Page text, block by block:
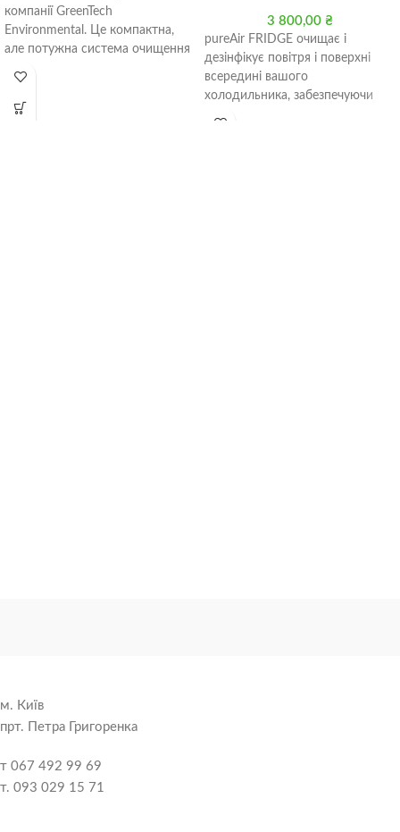
компанії GreenTech
Environmental. Це компактна,
але потужна система очищення
вірусами,
3 800,00 ₴
pureAir FRIDGE очищає і
дезінфікує повітря і поверхні
всередині вашого
холодильника, забезпечуючи
м. Київ
прт. Петра Григоренка
т 067 492 99 69
т. 093 029 15 71